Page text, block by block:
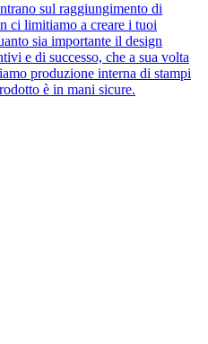
sul raggiungimento di
ci limitiamo a creare i tuoi
sia importante il design
e di successo, che a sua volta
produzione interna di stampi
è in mani sicure.